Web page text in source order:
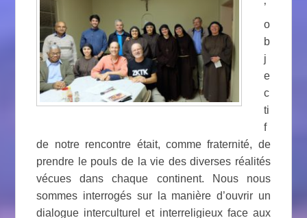
’
o
b
j
e
c
ti
f
de notre rencontre était, comme fraternité, de
prendre le pouls de la vie des diverses réalités
vécues dans chaque continent. Nous nous
sommes interrogés sur la manière d’ouvrir un
dialogue interculturel et interreligieux face aux